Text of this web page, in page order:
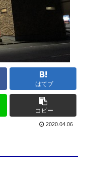
はてブ
コピー
2020.04.06